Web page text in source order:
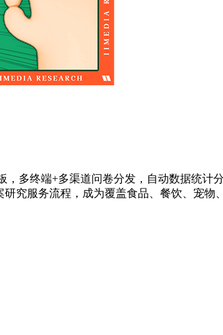
多终端+多渠道问卷分发，自动数据统计
究服务流程，成为覆盖食品、餐饮、宠物